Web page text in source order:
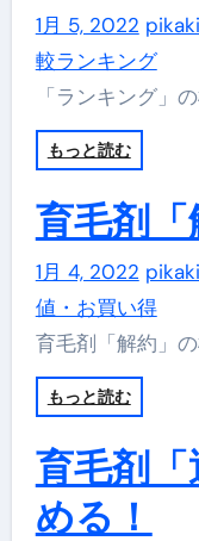
1月 5, 2022
較ランキング
「ランキング
もっと読む
育毛剤「
1月 4, 2022
値・お買い得
育毛剤「解約」
もっと読む
育毛剤
める！